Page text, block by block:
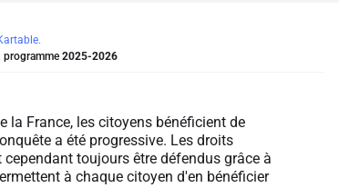
programme 2025-2026
la France, les citoyens bénéficient de
a été progressive. Les droits
toujours être défendus grâce à
à chaque citoyen d'en bénéficier